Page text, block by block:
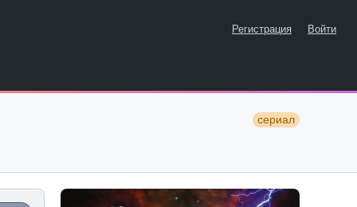
Регистрация Войти
сериал